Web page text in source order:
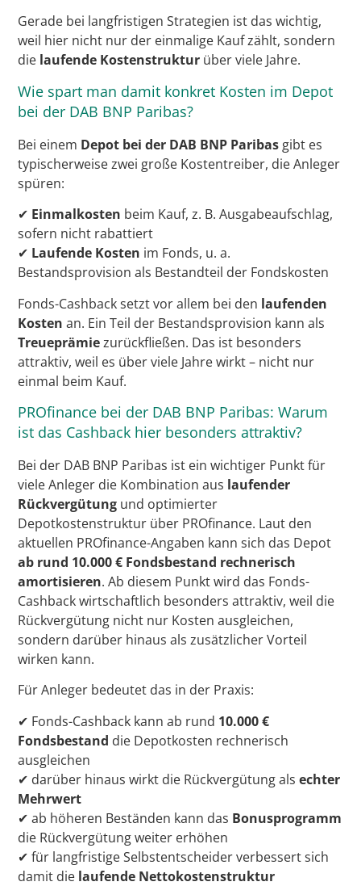
Gerade bei langfristigen Strategien ist das wichtig,
weil hier nicht nur der einmalige Kauf zählt, sondern
die laufende Kostenstruktur über viele Jahre.
Wie spart man damit konkret Kosten im Depot
bei der DAB BNP Paribas?
Bei einem Depot bei der DAB BNP Paribas gibt es
typischerweise zwei große Kostentreiber, die Anleger
spüren:
✔ Einmalkosten beim Kauf, z. B. Ausgabeaufschlag,
sofern nicht rabattiert
✔ Laufende Kosten im Fonds, u. a.
Bestandsprovision als Bestandteil der Fondskosten
Fonds-Cashback setzt vor allem bei den laufenden
Kosten an. Ein Teil der Bestandsprovision kann als
Treueprämiezurückfließen. Das ist besonders
attraktiv, weil es über viele Jahre wirkt – nicht nur
einmal beim Kauf.
PROfinance bei der DAB BNP Paribas: Warum
ist das Cashback hier besonders attraktiv?
Bei der DAB BNP Paribas ist ein wichtiger Punkt für
viele Anleger die Kombination aus laufender
Rückvergütung und optimierter
Depotkostenstruktur über PROfinance. Laut den
aktuellen PROfinance-Angaben kann sich das Depot
ab rund 10.000 € Fondsbestand rechnerisch
amortisieren. Ab diesem Punkt wird das Fonds-
Cashback wirtschaftlich besonders attraktiv, weil die
Rückvergütung nicht nur Kosten ausgleichen,
sondern darüber hinaus als zusätzlicher Vorteil
wirken kann.
Für Anleger bedeutet das in der Praxis:
✔ Fonds-Cashback kann ab rund 10.000 €
Fondsbestand die Depotkosten rechnerisch
ausgleichen
✔ darüber hinaus wirkt die Rückvergütung alsechter
Mehrwert
✔ ab höheren Beständen kann das Bonusprogramm
die Rückvergütung weiter erhöhen
✔ für langfristige Selbstentscheider verbessert sich
damit die laufende Nettokostenstruktur